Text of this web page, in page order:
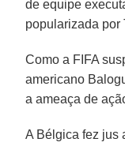
de equipe
popularizada por
Como a FIFA
americano
a ameaça de
A Bélgica fez jus